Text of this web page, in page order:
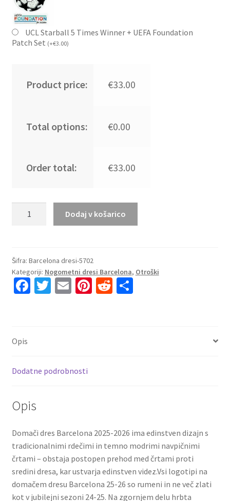
UCL Starball 5 Times Winner + UEFA Foundation
Patch Set (+€3.00)
Product price: €33.00
Total options: €0.00
Order total: €33.00
kompleti
FCc
Domači
Yamal
Dodaj v košarico
Šifra: Barcelona dresi-5702
Kategoriji: Nogometni dresi Barcelona, Otroški
Fa
k
T E Pi R S
Opis
Dodatne podrobnosti
Opis
Domači dres Barcelona 2025-2026 ima edinstven dizajn s
tradicionalnimi rdečimi in temno modrimi navpičnimi
črtami – obstaja postopen prehod med črtami proti
sredini dresa, kar ustvarja edinstven videz.Vsi logotipi na
domačem dresu Barcelona 25-26 so rumeni in ne več zlati
kot v jubilejni sezoni 24-25. Na zgornjem delu hrbta